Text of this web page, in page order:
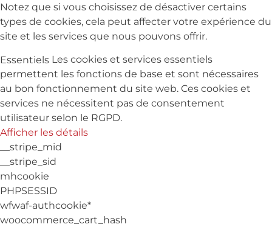
Notez que si vous choisissez de désactiver certains
types de cookies, cela peut affecter votre expérience du
site et les services que nous pouvons offrir.
Essentiels Les cookies et services essentiels
permettent les fonctions de base et sont nécessaires
au bon fonctionnement du site web. Ces cookies et
services ne nécessitent pas de consentement
utilisateur selon le RGPD.
Afficher les détails
__stripe_mid
__stripe_sid
mhcookie
PHPSESSID
wfwaf-authcookie*
woocommerce_cart_hash